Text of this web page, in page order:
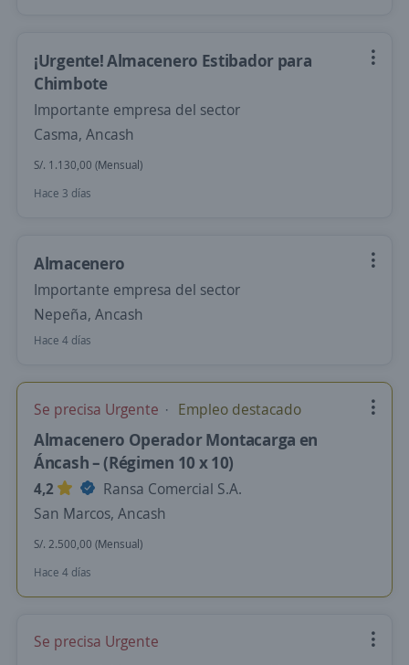
¡Urgente! Almacenero Estibador para
Chimbote
Importante empresa del sector
Casma, Ancash
S/. 1.130,00 (Mensual)
Hace 3 días
Almacenero
Importante empresa del sector
Nepeña, Ancash
Hace 4 días
Se precisa Urgente Empleo destacado
Almacenero Operador Montacarga en
Áncash – (Régimen 10 x 10)
4,2
Ransa Comercial S.A.
San Marcos, Ancash
S/. 2.500,00 (Mensual)
Hace 4 días
Se precisa Urgente